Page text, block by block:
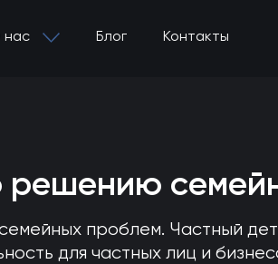
нас Блог Контакты
решению
проблем. Частный
для частных лиц и